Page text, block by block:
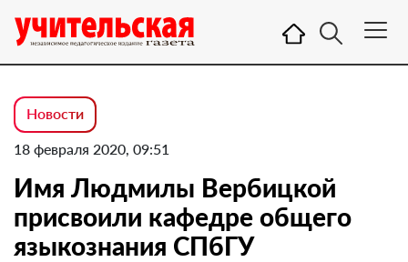
Новости
18 февраля 2020, 09:51
Имя Людмилы Вербицкой
присвоили кафедре общего
языкознания СПбГУ